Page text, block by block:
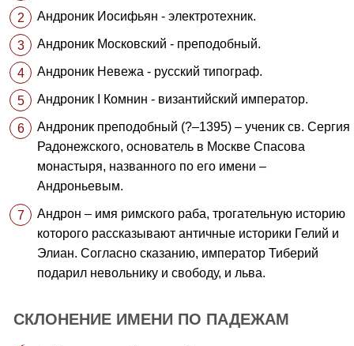
Андроник Иосифьян - электротехник.
Андроник Московский - преподобный.
Андроник Невежа - русский типограф.
Андроник I Комнин - византийский император.
Андроник преподобный (?–1395) – ученик св. Сергия
Радонежского, основатель в Москве Спасова
монастыря, названного по его имени –
Андроньевым.
Андрон – имя римского раба, трогательную историю
которого рассказывают античные историки Гелий и
Элиан. Согласно сказанию, император Тиберий
подарил невольнику и свободу, и льва.
СКЛОНЕНИЕ ИМЕНИ ПО ПАДЕЖАМ